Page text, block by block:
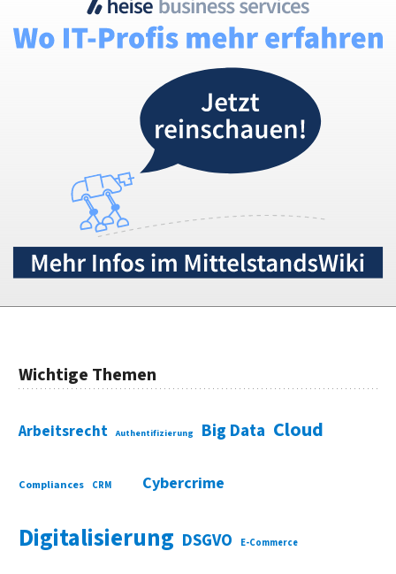
Wichtige Themen
Arbeitsrecht Authentifizierung Big Data Cloud
Compliances CRM Cybercrime
Digitalisierung DSGVO E-Commerce